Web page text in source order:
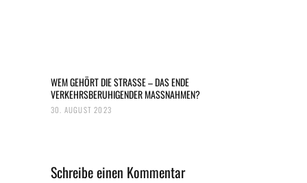
WEM GEHÖRT DIE STRASSE – DAS ENDE
VERKEHRSBERUHIGENDER MASSNAHMEN?
30. AUGUST 2023
Schreibe einen Kommentar